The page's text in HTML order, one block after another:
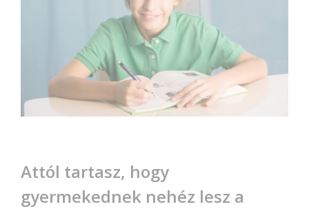
Attól tartasz, hogy
gyermekednek nehéz lesz a